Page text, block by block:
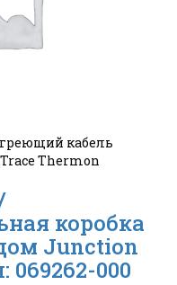
кабель
Thermon
коробка
Junction
069262-000